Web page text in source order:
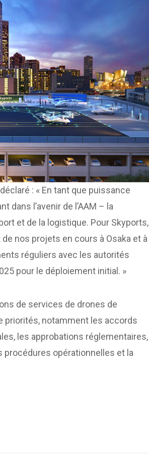
: « En tant que puissance
dans l’avenir de l’AAM – la
et de la logistique. Pour Skyports,
de nos projets en cours à Osaka et à
réguliers avec les autorités
pour le déploiement initial. »
de services de drones de
priorités, notamment les accords
les approbations réglementaires,
procédures opérationnelles et la